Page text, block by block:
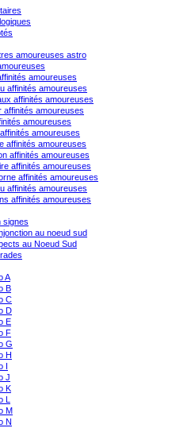
amoureuses astro
amoureuses
affinités amoureuses
affinités amoureuses
affinités amoureuses
amoureuses
amoureuses
affinités amoureuses
affinités amoureuses
affinités amoureuses
affinités amoureuses
affinités amoureuses
affinités amoureuses
signes
au noeud sud
au Noeud Sud
A
B
C
D
E
F
G
H
I
J
K
L
M
N